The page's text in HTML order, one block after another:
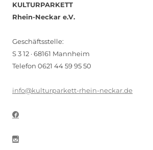
KULTURPARKETT
Rhein-Neckar e.V.
Geschäftsstelle:
S 3 12 · 68161 Mannheim
Telefon 0621 44 59 95 50
info@kulturparkett-rhein-neckar.de